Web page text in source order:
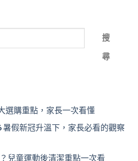
搜
尋
選購重點，家長一次看懂
假新冠升溫下，家長必看的觀察
兒童運動後清潔重點一次看